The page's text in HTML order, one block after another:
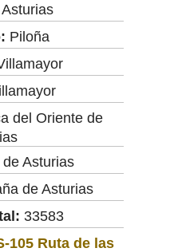
Asturias
Piloña
del Oriente de
Asturias
de Asturias
33583
105 Ruta de las